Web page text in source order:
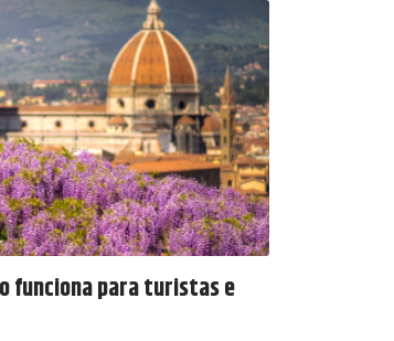
funciona para turistas e